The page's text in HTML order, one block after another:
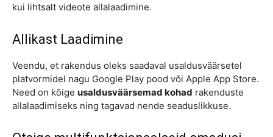
kui lihtsalt videote allalaadimine.
Allikast Laadimine
Veendu, et rakendus oleks saadaval usaldusväärsetel
platvormidel nagu Google Play pood või Apple App Store.
Need on kõige usaldusväärsemad kohad rakenduste
allalaadimiseks ning tagavad nende seaduslikkuse.